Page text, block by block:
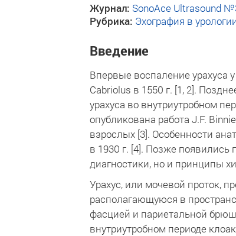
Журнал: SonoAce Ultrasound
Рубрика: Эхография в
Введение
Впервые воспаление урахуса
Cabriolus в 1550 г. [1, 2].
урахуса во внутриутробном
опубликована работа J.F.
взрослых [3]. Особенности
в 1930 г. [4]. Позже
диагностики, но и принципы
Урахус, или мочевой проток,
располагающуюся в
фасцией и париетальной
внутриутробном периоде